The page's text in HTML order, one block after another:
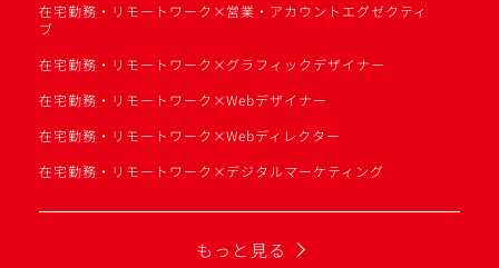
在宅勤務・リモートワーク×営業・アカウントエグゼクティ
ブ
在宅勤務・リモートワーク×グラフィックデザイナー
在宅勤務・リモートワーク×Webデザイナー
在宅勤務・リモートワーク×Webディレクター
在宅勤務・リモートワーク×デジタルマーケティング
もっと見る